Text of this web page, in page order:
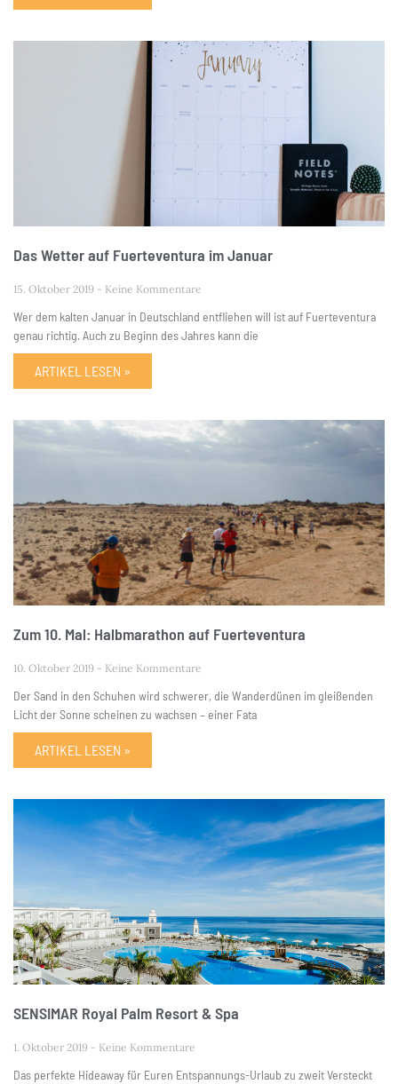
Das Wetter auf Fuerteventura im Januar
15. Oktober 2019 Keine Kommentare
Wer dem kalten Januar in Deutschland entfliehen will ist auf Fuerteventura
genau richtig. Auch zu Beginn des Jahres kann die
ARTIKEL LESEN »
Zum 10. Mal: Halbmarathon auf Fuerteventura
10. Oktober 2019 Keine Kommentare
Der Sand in den Schuhen wird schwerer, die Wanderdünen im gleißenden
Licht der Sonne scheinen zu wachsen – einer Fata
ARTIKEL LESEN »
SENSIMAR Royal Palm Resort & Spa
1. Oktober 2019 Keine Kommentare
Das perfekte Hideaway für Euren Entspannungs-Urlaub zu zweit Versteckt